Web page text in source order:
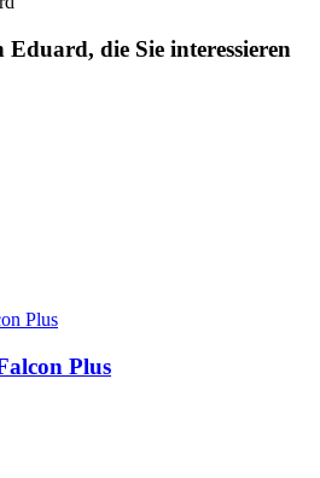
die Sie interessieren
Plus